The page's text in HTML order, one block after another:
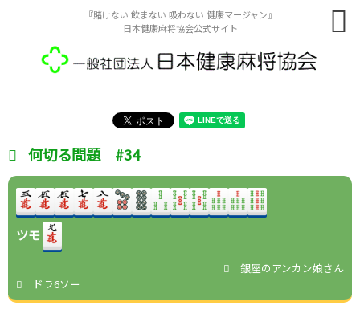
『賭けない 飲まない 吸わない 健康マージャン』
日本健康麻将協会公式サイト
何切る問題 #34
ツモ
銀座のアンカン娘さん
ドラ6ソー